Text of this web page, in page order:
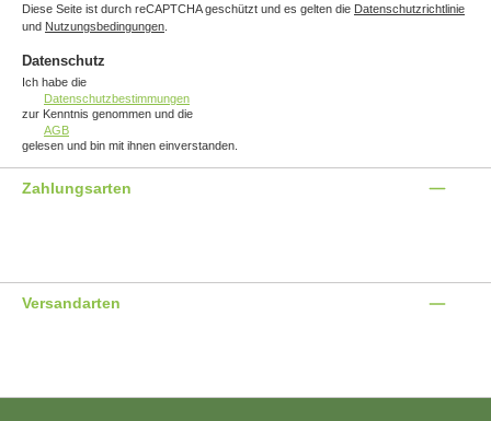
Diese Seite ist durch reCAPTCHA geschützt und es gelten die Datenschutzrichtlinie
und Nutzungsbedingungen
Datenschutz
Ich habe die
Datenschutzbestimmungen
zur Kenntnis genommen und die
AGB
gelesen und bin mit ihnen einverstanden.
Zahlungsarten
Versandarten